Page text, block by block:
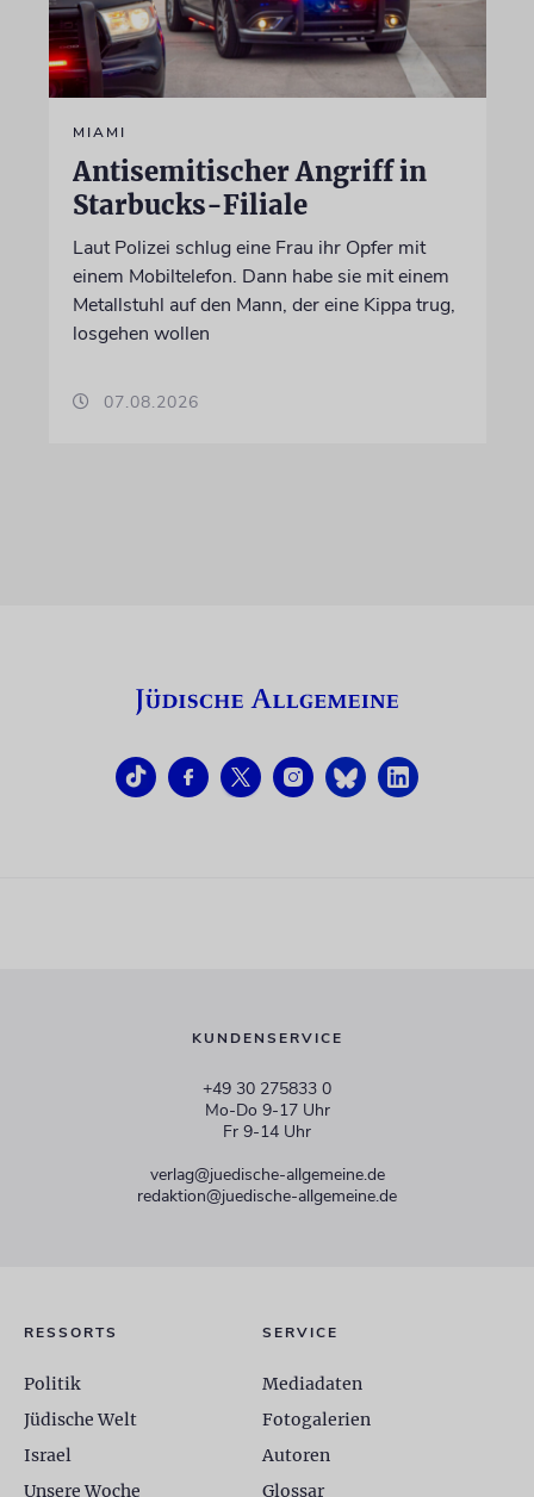
MIAMI
Antisemitischer Angriff in
Starbucks-Filiale
Laut Polizei schlug eine Frau ihr Opfer mit
einem Mobiltelefon. Dann habe sie mit einem
Metallstuhl auf den Mann, der eine Kippa trug,
losgehen wollen
07.08.2026
KUNDENSERVICE
+49 30 275833 0
Mo-Do 9-17 Uhr
Fr 9-14 Uhr
verlag@juedische-allgemeine.de
redaktion@juedische-allgemeine.de
RESSORTS
Politik
Jüdische Welt
Israel
Unsere Woche
SERVICE
Mediadaten
Fotogalerien
Autoren
Glossar